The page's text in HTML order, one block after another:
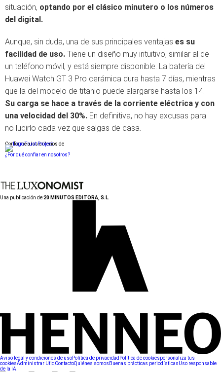
situación, optando por el clásico minutero o los números
del digital.
Aunque, sin duda, una de sus principales ventajas es su
facilidad de uso. Tiene un diseño muy intuitivo, similar al de
un teléfono móvil, y está siempre disponible. La batería del
Huawei Watch GT 3 Pro cerámica dura hasta 7 días, mientras
que la del modelo de titanio puede alargarse hasta los 14.
Su carga se hace a través de la corriente eléctrica y con
una velocidad del 30%. En definitiva, no hay excusas para
no lucirlo cada vez que salgas de casa.
Conforme a los criterios de
¿Por qué confiar en nosotros?
Una publicación de:20 MINUTOS EDITORA, S.L.
Aviso legal y condiciones de usoPolítica de privacidad Política de cookiespersonaliza tus
cookiesAdministrar UtiqContactoQuiénes somos Buenas prácticas periodísticasUso responsable
de la IA